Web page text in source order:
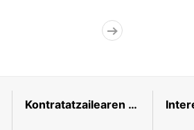
Kontratatzailearen profila